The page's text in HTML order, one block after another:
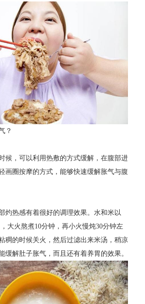
？
候，可以利用热敷的方式缓解，在腹部进
画圈按摩的方式，能够快速缓解胀气与腹
灼热感有着很好的调理效果。水和米以
大火熬煮10分钟，再小火慢炖30分钟左
稠的时候关火，然后过滤出来米汤，稍凉
缓解肚子胀气，而且还有着养胃的效果。